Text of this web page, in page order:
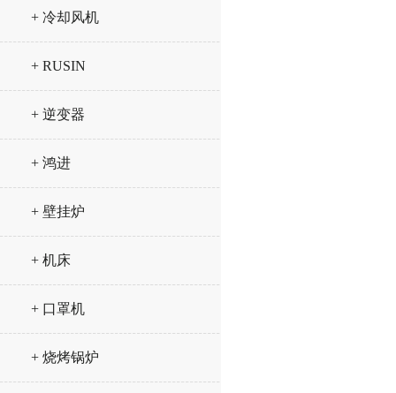
+ 冷却风机
+ RUSIN
+ 逆变器
+ 鸿进
+ 壁挂炉
+ 机床
+ 口罩机
+ 烧烤锅炉